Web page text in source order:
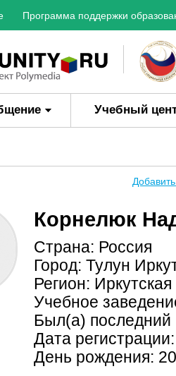
Программа поддержки
Учебный
Корнелюк
Страна: Россия
Город: Тулун
Регион:
Учебное
Был(а) последний
Дата
День рождения: